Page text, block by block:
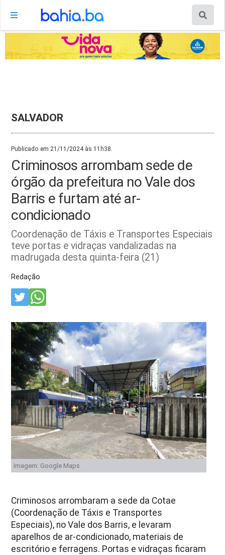
SALVADOR
Publicado em 21/11/2024 às 11h38.
Criminosos arrombam sede de
órgão da prefeitura no Vale dos
Barris e furtam até ar-
condicionado
Coordenação de Táxis e Transportes Especiais
teve portas e vidraças vandalizadas na
madrugada desta quinta-feira (21)
Redação
Imagem: Google Maps
Criminosos arrombaram a sede da Cotae
(Coordenação de Táxis e Transportes
Especiais), no Vale dos Barris, e levaram
aparelhos de ar-condicionado, materiais de
escritório e ferragens. Portas e vidraças ficaram